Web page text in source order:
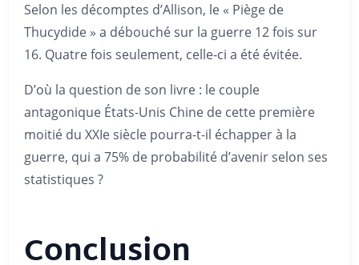
Selon les décomptes d’Allison, le « Piège de
Thucydide » a débouché sur la guerre 12 fois sur
16. Quatre fois seulement, celle-ci a été évitée.
D’où la question de son livre : le couple
antagonique États-Unis Chine de cette première
moitié du XXIe siècle pourra-t-il échapper à la
guerre, qui a 75% de probabilité d’avenir selon ses
statistiques ?
Conclusion